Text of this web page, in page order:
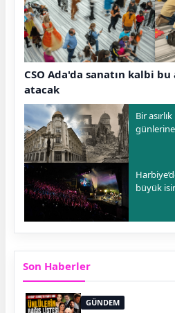
CSO Ada'da sanatın kalbi
atacak
Bir
büyük
Son Haberler
GÜNDEM